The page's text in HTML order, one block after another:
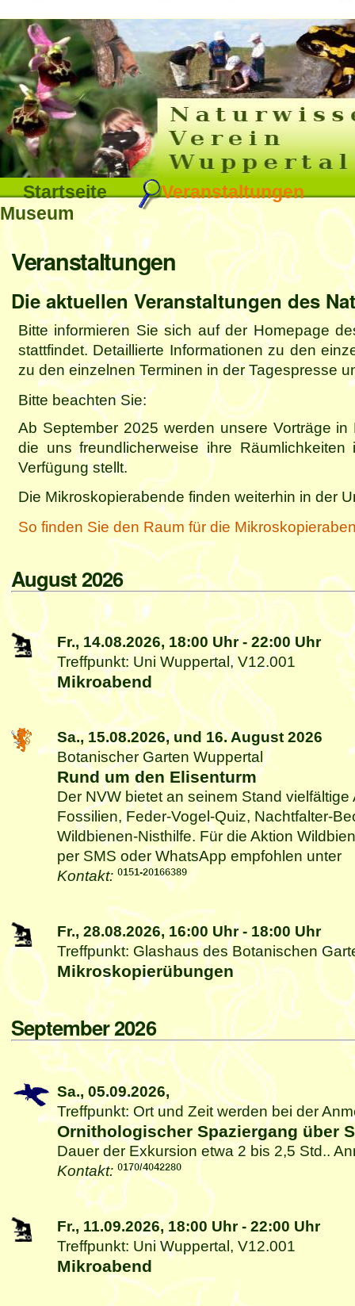
Direkt
zum
Inhalt
|
Direkt
zur
Navigation
Sektionen
Startseite
Veranstaltungen
Museum
Benutzerspezifische
Werkzeuge
Interna
Veranstaltungen
Die aktuellen Veranstaltungen des
Bitte informieren Sie sich auf der Homepage
stattfindet. Detaillierte Informationen zu den
zu den einzelnen Terminen in der Tagespresse
Bitte beachten Sie:
Ab September 2025 werden unsere Vorträge
die uns freundlicherweise ihre
Verfügung stellt.
Die Mikroskopierabende finden weiterhin in der
So finden Sie den Raum für die
August 2026
Fr., 14.08.2026, 18:00 Uhr- 22:00 Uhr
Treffpunkt: Uni Wuppertal, V12.001
Mikroabend
Sa., 15.08.2026,und 16. August 2026
Botanischer Garten Wuppertal
Rund um den Elisenturm
Der NVW bietet an seinem Stand
Fossilien, Feder-Vogel-Quiz, Nachtfalter-
Wildbienen-Nisthilfe. Für die Aktion
per SMS oder WhatsApp empfohlen unter
Kontakt:
Fr., 28.08.2026, 16:00 Uhr- 18:00 Uhr
Treffpunkt: Glashaus des Botanischen
Mikroskopierübungen
September 2026
Sa., 05.09.2026,
Treffpunkt: Ort und Zeit werden bei der
Ornithologischer Spaziergang über
Dauer der Exkursion etwa 2 bis 2,5 Std..
Kontakt:
Fr., 11.09.2026, 18:00 Uhr- 22:00 Uhr
Treffpunkt: Uni Wuppertal, V12.001
Mikroabend